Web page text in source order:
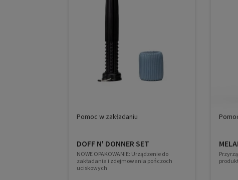
Pomoc w zakładaniu
DOFF N' DONNER SET
NOWE OPAKOWANIE: Urządzenie do
zakładania i zdejmowania pończoch
uciskowych